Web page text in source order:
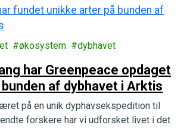
økosystem dybhavet
har Greenpeace opdaget
af dybhavet i Arktis
på en unik dyphavsekspedition til
forskere har vi udforsket livet i det